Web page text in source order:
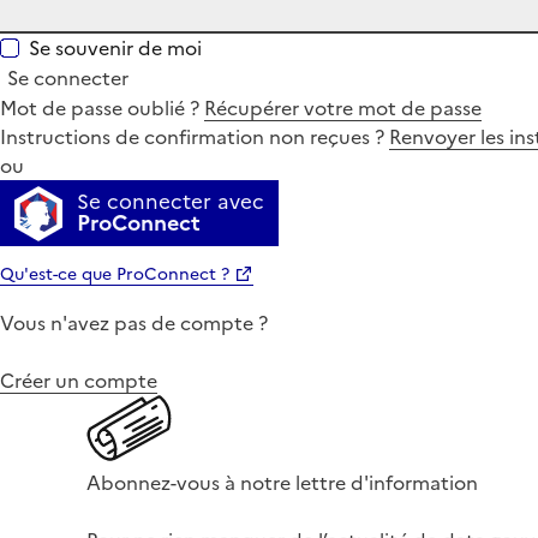
Se souvenir de moi
Se connecter
Mot de passe oublié ? Récupérer votre mot de passe
Instructions de confirmation non reçues ? Renvoyer les
ou
Se connecter avec
ProConnect
Qu'est-ce que ProConnect ?
Vous n'avez pas de compte ?
Créer un compte
Abonnez-vous à notre lettre d'information